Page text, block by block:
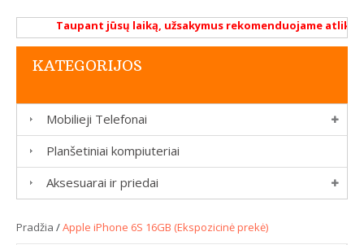
Taupant jūsų laiką, užsakymus rekomenduojame atlikti
KATEGORIJOS
Mobilieji Telefonai
Planšetiniai kompiuteriai
Aksesuarai ir priedai
Pradžia /Apple iPhone 6S 16GB (Ekspozicinė prekė)